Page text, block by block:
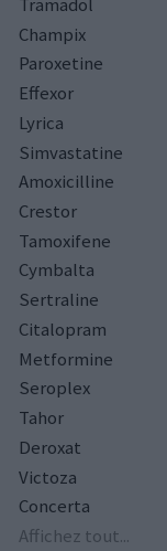
Champix
Paroxetine
Effexor
Lyrica
Simvastatine
Amoxicilline
Crestor
Tamoxifene
Cymbalta
Sertraline
Citalopram
Metformine
Seroplex
Tahor
Deroxat
Victoza
Concerta
Affichez tout...